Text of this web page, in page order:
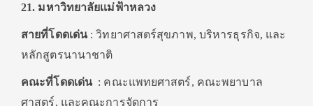
21. มหาวิทยาลัยเเม่ฟ้าหลวง
สายที่โดดเด่น: วิทยาศาสตร์สุขภาพ, บริหารธุรกิจ, และ
หลักสูตรนานาชาติ
คณะที่โดดเด่น: คณะแพทยศาสตร์, คณะพยาบาล
ศาสตร์, และคณะการจัดการ